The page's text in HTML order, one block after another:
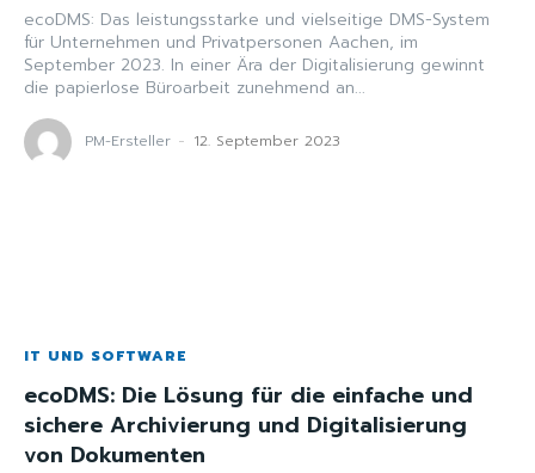
ecoDMS: Das leistungsstarke und vielseitige DMS-System
für Unternehmen und Privatpersonen Aachen, im
September 2023. In einer Ära der Digitalisierung gewinnt
die papierlose Büroarbeit zunehmend an...
PM-Ersteller - 12. September 2023
IT UND SOFTWARE
ecoDMS: Die Lösung für die einfache und
sichere Archivierung und Digitalisierung
von Dokumenten